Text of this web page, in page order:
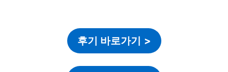
후기 바로가기 >